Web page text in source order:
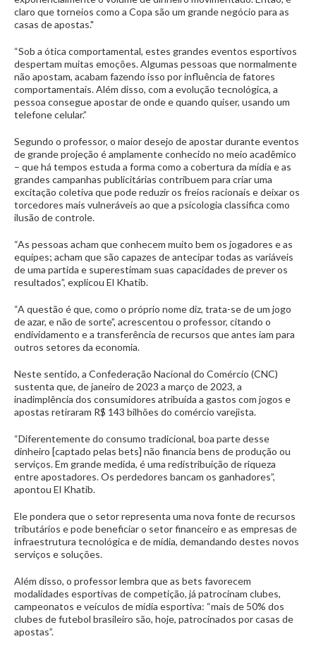
claro que torneios como a Copa são um grande negócio para as
casas de apostas."
“Sob a ótica comportamental, estes grandes eventos esportivos
despertam muitas emoções. Algumas pessoas que normalmente
não apostam, acabam fazendo isso por influência de fatores
comportamentais. Além disso, com a evolução tecnológica, a
pessoa consegue apostar de onde e quando quiser, usando um
telefone celular.”
Segundo o professor, o maior desejo de apostar durante eventos
de grande projeção é amplamente conhecido no meio acadêmico
– que há tempos estuda a forma como a cobertura da mídia e as
grandes campanhas publicitárias contribuem para criar uma
excitação coletiva que pode reduzir os freios racionais e deixar os
torcedores mais vulneráveis ao que a psicologia classifica como
ilusão de controle.
“As pessoas acham que conhecem muito bem os jogadores e as
equipes; acham que são capazes de antecipar todas as variáveis
de uma partida e superestimam suas capacidades de prever os
resultados”, explicou El Khatib.
“A questão é que, como o próprio nome diz, trata-se de um jogo
de azar, e não de sorte”, acrescentou o professor, citando o
endividamento e a transferência de recursos que antes iam para
outros setores da economia.
Neste sentido, a Confederação Nacional do Comércio (CNC)
sustenta que, de janeiro de 2023 a março de 2023, a
inadimplência dos consumidores atribuída a gastos com jogos e
apostas retiraram R$ 143 bilhões do comércio varejista.
“Diferentemente do consumo tradicional, boa parte desse
dinheiro [captado pelas bets] não financia bens de produção ou
serviços. Em grande medida, é uma redistribuição de riqueza
entre apostadores. Os perdedores bancam os ganhadores”,
apontou El Khatib.
Ele pondera que o setor representa uma nova fonte de recursos
tributários e pode beneficiar o setor financeiro e as empresas de
infraestrutura tecnológica e de mídia, demandando destes novos
serviços e soluções.
Além disso, o professor lembra que as bets favorecem
modalidades esportivas de competição, já patrocinam clubes,
campeonatos e veículos de mídia esportiva: “mais de 50% dos
clubes de futebol brasileiro são, hoje, patrocinados por casas de
apostas”.